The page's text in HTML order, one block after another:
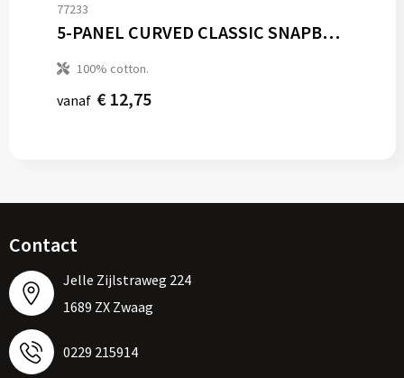
77233
5-PANEL CURVED CLASSIC SNAPBACK
100% cotton.
vanaf € 12,75
Contact
Jelle Zijlstraweg 224
1689 ZX Zwaag
0229 215914